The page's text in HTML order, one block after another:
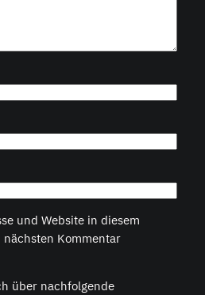
und Website in diesem
Kommentar
über nachfolgende